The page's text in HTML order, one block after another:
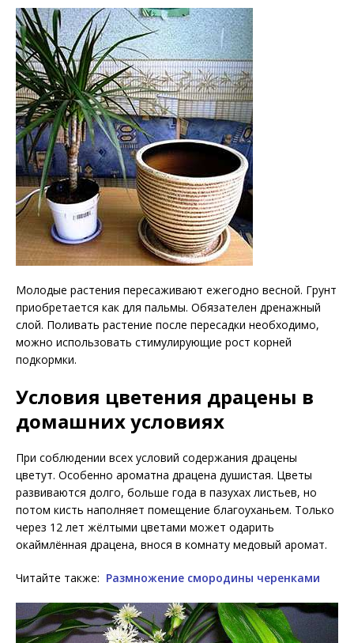
Молодые растения пересаживают ежегодно весной. Грунт
приобретается как для пальмы. Обязателен дренажный
слой. Поливать растение после пересадки необходимо,
можно использовать стимулирующие рост корней
подкормки.
Условия цветения драцены в
домашних условиях
При соблюдении всех условий содержания драцены
цветут. Особенно ароматна драцена душистая. Цветы
развиваются долго, больше года в пазухах листьев, но
потом кисть наполняет помещение благоуханьем. Только
через 12 лет жёлтыми цветами может одарить
окаймлённая драцена, внося в комнату медовый аромат.
Читайте также: Размножение смородины черенками